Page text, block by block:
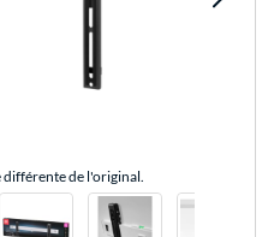
de l'original.